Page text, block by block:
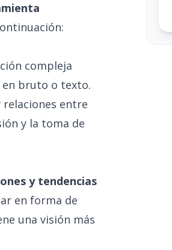
compleja
bruto o texto.
entre
y la toma de
y tendencias
en forma de
una visión más